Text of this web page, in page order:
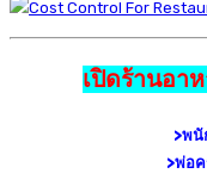
เปิดร้านอา
>พนั
>พ่อ